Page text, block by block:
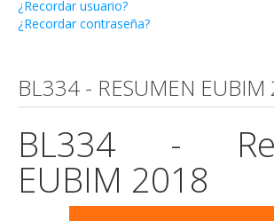
¿Recordar usuario?
¿Recordar contraseña?
BL334 - RESUMEN
BL334 -
EUBIM 2018